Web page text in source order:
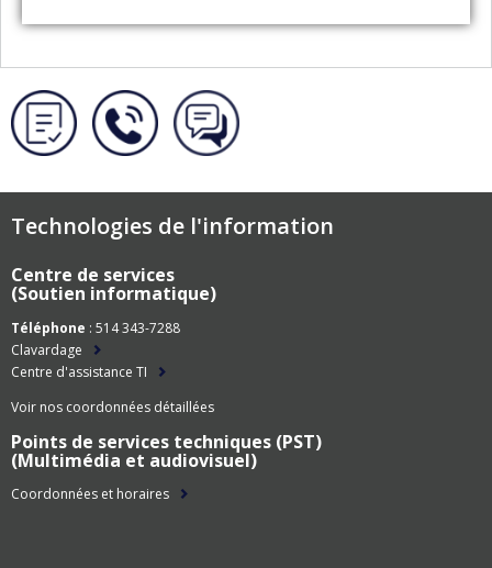
Technologies de l'information
Centre de services
(Soutien informatique)
Téléphone : 514 343-7288
Clavardage
Centre d'assistance TI
Voir nos coordonnées détaillées
Points de services techniques (PST)
(Multimédia et audiovisuel)
Coordonnées et horaires